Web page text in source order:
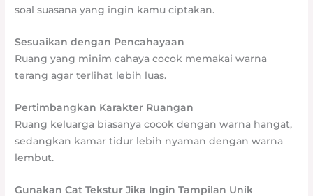
soal suasana yang ingin kamu ciptakan.
Sesuaikan dengan Pencahayaan
Ruang yang minim cahaya cocok memakai warna
terang agar terlihat lebih luas.
Pertimbangkan Karakter Ruangan
Ruang keluarga biasanya cocok dengan warna hangat,
sedangkan kamar tidur lebih nyaman dengan warna
lembut.
Gunakan Cat Tekstur Jika Ingin Tampilan Unik